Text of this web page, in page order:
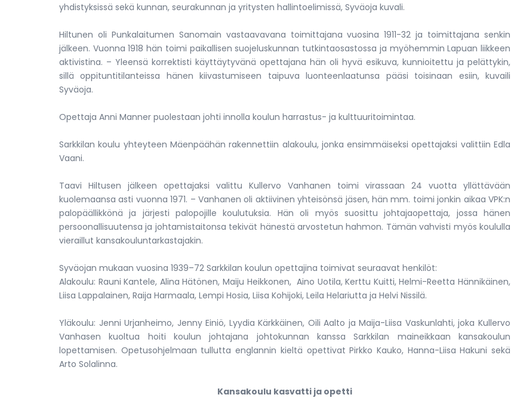
yhdistyksissä sekä kunnan, seurakunnan ja yritysten hallintoelimissä, Syväoja kuvali.
Hiltunen oli Punkalaitumen Sanomain vastaavavana toimittajana vuosina 1911-32 ja toimittajana senkin
jälkeen. Vuonna 1918 hän toimi paikallisen suojeluskunnan tutkintaosastossa ja myöhemmin Lapuan liikkeen
aktivistina. – Yleensä korrektisti käyttäytyvänä opettajana hän oli hyvä esikuva, kunnioitettu ja pelättykin,
sillä oppituntitilanteissa hänen kiivastumiseen taipuva luonteenlaatunsa pääsi toisinaan esiin, kuvaili
Syväoja.
Opettaja Anni Manner puolestaan johti innolla koulun harrastus- ja kulttuuritoimintaa.
Sarkkilan koulu yhteyteen Mäenpäähän rakennettiin alakoulu, jonka ensimmäiseksi opettajaksi valittiin Edla
Vaani.
Taavi Hiltusen jälkeen opettajaksi valittu Kullervo Vanhanen toimi virassaan 24 vuotta yllättävään
kuolemaansa asti vuonna 1971. – Vanhanen oli aktiivinen yhteisönsä jäsen, hän mm. toimi jonkin aikaa VPK:n
palopäällikkönä ja järjesti palopojille koulutuksia. Hän oli myös suosittu johtajaopettaja, jossa hänen
persoonallisuutensa ja johtamistaitonsa tekivät hänestä arvostetun hahmon. Tämän vahvisti myös koululla
vieraillut kansakouluntarkastajakin.
Syväojan mukaan vuosina 1939–72 Sarkkilan koulun opettajina toimivat seuraavat henkilöt:
Alakoulu: Rauni Kantele, Alina Hätönen, Maiju Heikkonen, Aino Uotila, Kerttu Kuitti, Helmi-Reetta Hännikäinen,
Liisa Lappalainen, Raija Harmaala, Lempi Hosia, Liisa Kohijoki, Leila Helariutta ja Helvi Nissilä.
Yläkoulu: Jenni Urjanheimo, Jenny Einiö, Lyydia Kärkkäinen, Oili Aalto ja Maija-Liisa Vaskunlahti, joka Kullervo
Vanhasen kuoltua hoiti koulun johtajana johtokunnan kanssa Sarkkilan maineikkaan kansakoulun
lopettamisen. Opetusohjelmaan tullutta englannin kieltä opettivat Pirkko Kauko, Hanna-Liisa Hakuni sekä
Arto Solalinna.
Kansakoulu kasvatti ja opetti